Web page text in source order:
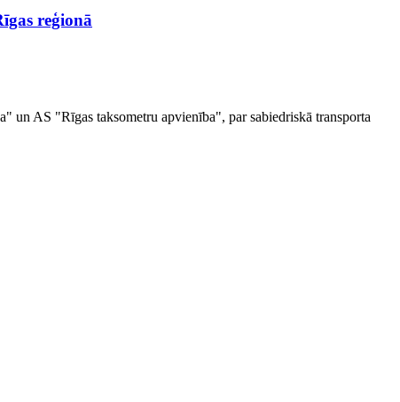
reģionā
AS "Rīgas taksometru apvienība", par sabiedriskā transporta